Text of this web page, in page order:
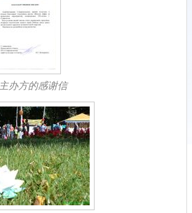
主办方的感谢信